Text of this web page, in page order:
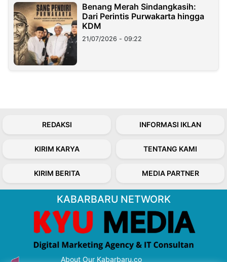
Benang Merah Sindangkasih:
Dari Perintis Purwakarta hingga
KDM
21/07/2026 - 09:22
REDAKSI INFORMASI IKLAN
KIRIM KARYA TENTANG KAMI
KIRIM BERITA MEDIA PARTNER
KABARBARU NETWORK
About Our Kabarbaru.co